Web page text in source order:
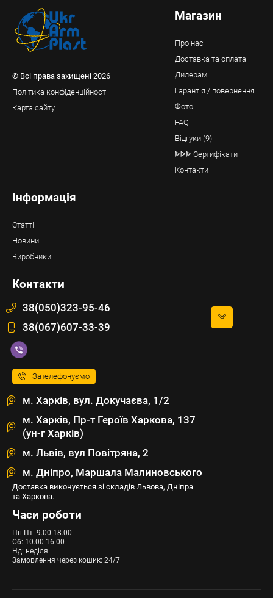
© Всі права захищені 2026
Політика конфіденційності
Карта сайту
Магазин
Про нас
Доставка та оплата
Дилерам
Гарантія / повернення
Фото
FAQ
Відгуки (9)
ᐈᐈᐈ Сертифікати
Контакти
Інформація
Статті
Новини
Виробники
Контакти
38(050)323-95-46
38(067)607-33-39
Зателефонуємо
м. Харків, вул. Докучаєва, 1/2
м. Харків, Пр-т Героїв Харкова, 137
(ун-г Харків)
м. Львів, вул Повітряна, 2
м. Дніпро, Маршала Малиновського
Доставка виконується зі складів Львова, Дніпра
та Харкова.
Часи роботи
Пн-Пт: 9.00-18.00
Сб: 10.00-16.00
Нд: неділя
Замовлення через кошик: 24/7